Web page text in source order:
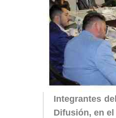
Integrantes
Difusión, en